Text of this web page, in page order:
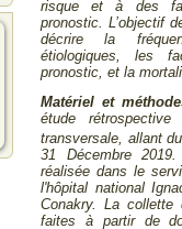
risque et à des
pronostic. L’objectif
décrire la
étiologiques, les
pronostic, et la
Matériel et
étude
transversale, allant
31 Décembre
réalisée dans le
l'hôpital national
Conakry. La collette
faites à partir de